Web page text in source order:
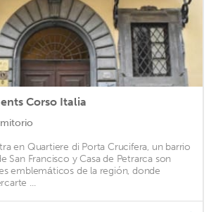
Corso Italia
en Quartiere di Porta Crucifera, un barrio
San Francisco y Casa de Petrarca son
emblemáticos de la región, donde
...